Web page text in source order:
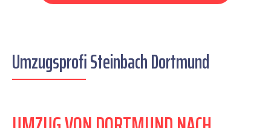
Umzugsprofi Steinbach Dortmund